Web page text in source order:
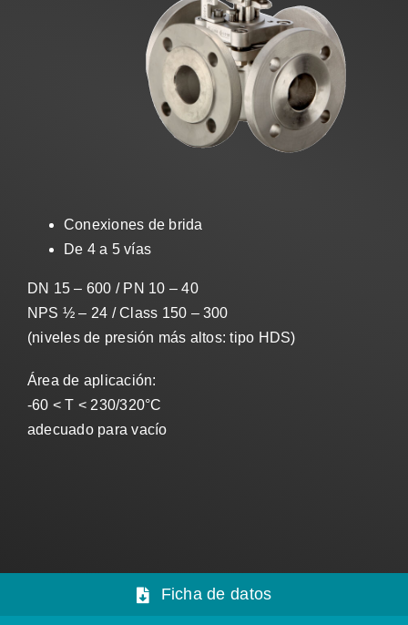
Conexiones de brida
De 4 a 5 vías
DN 15 – 600 / PN 10 – 40
NPS ½ – 24 / Class 150 – 300
(niveles de presión más altos: tipo HDS)
Área de aplicación:
-60 < T < 230/320°C
adecuado para vacío
Ficha de datos